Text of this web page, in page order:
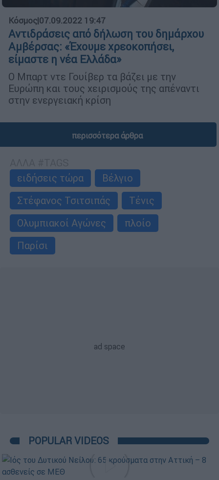
Κόσμος|07.09.2022 19:47
Αντιδράσεις από δήλωση του δημάρχου
Αμβέρσας: «Έχουμε χρεοκοπήσει,
είμαστε η νέα Ελλάδα»
Ο Μπαρτ ντε Γουίβερ τα βάζει με την
Ευρώπη και τους χειρισμούς της απέναντι
στην ενεργειακή κρίση
περισσότερα άρθρα
ειδήσεις τώρα
Βέλγιο
Στέφανος Τσιτσιπάς
Τένις
Ολυμπιακοί Αγώνες
πλοίο
Παρίσι
POPULAR VIDEOS